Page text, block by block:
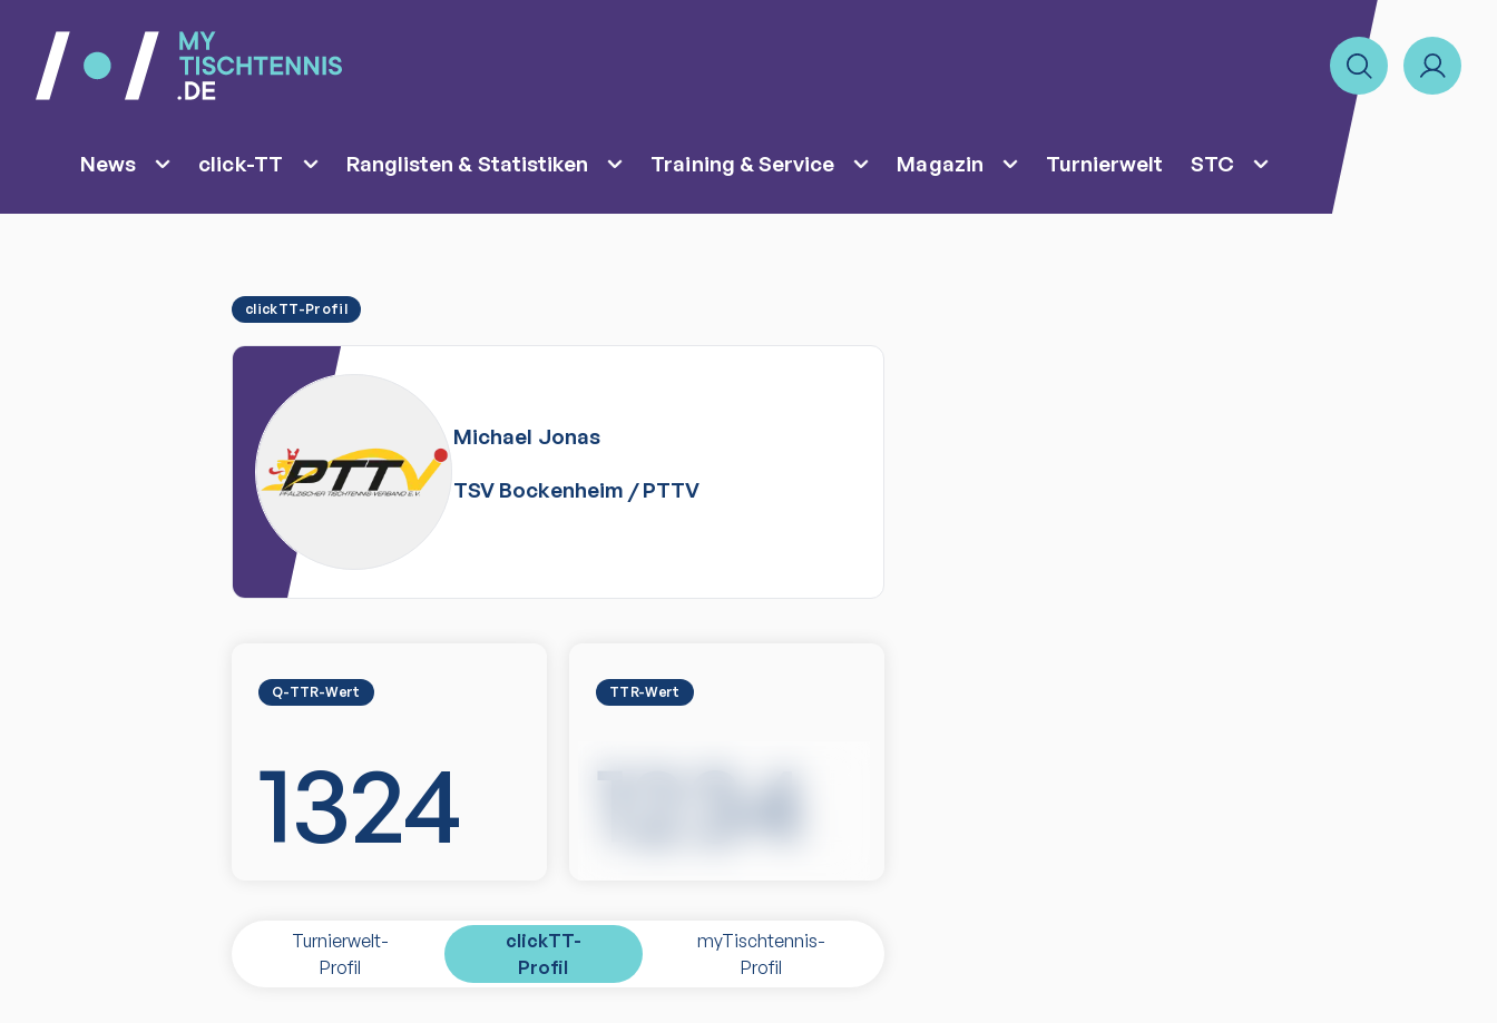
News click-TT Ranglisten & Statistiken Training & Service Magazin Turnierwelt STC
clickTT-Profil
Michael Jonas
TSV Bockenheim /PTTV
Q-TTR-Wert
1324
TTR-Wert
1234
Turnierwelt-
Profil
clickTT-
Profil
myTischtennis-
Profil